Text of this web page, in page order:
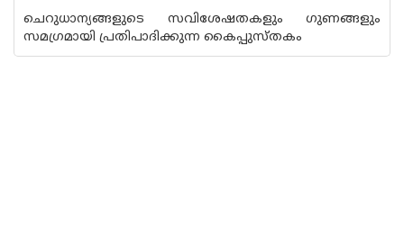
ചെറുധാന്യങ്ങളുടെ സവിശേഷതകളും ഗുണങ്ങളും
സമഗ്രമായി പ്രതിപാദിക്കുന്ന കൈപ്പുസ്തകം